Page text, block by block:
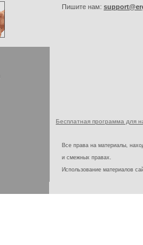
Пишите нам:
Бесплатная программа для
Все права на материалы,
и смежных правах.
Использование материалов